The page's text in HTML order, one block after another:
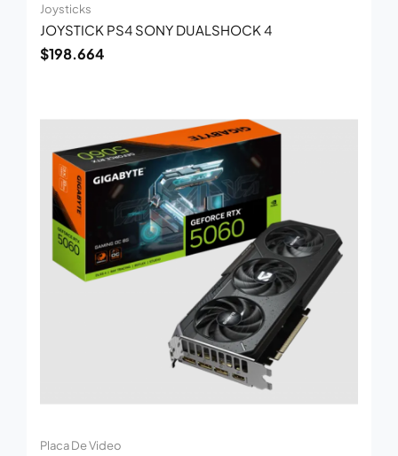
Joysticks
JOYSTICK PS4 SONY DUALSHOCK 4
$198.664
Placa De Video